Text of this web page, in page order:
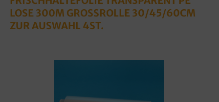
LOSE 300M GROSSROLLE 30/45/60CM Z
UR AUSWAHL 4ST.